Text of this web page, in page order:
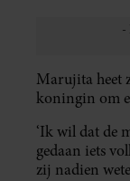
Marujita heet
koningin om
‘Ik wil dat de
gedaan iets
zij nadien